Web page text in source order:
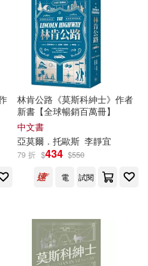
遍路文化(2)
林肯公路《莫斯科紳士》作者
新書【全球暢銷百萬冊】
中文書
亞莫爾 ． 托歐斯 李靜宜
79 折 $434 $550
電
試閱